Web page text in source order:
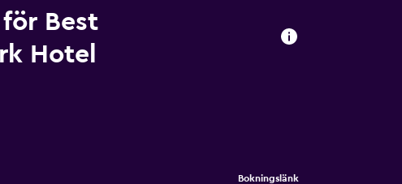
Best
Hotel
Bokningslänk